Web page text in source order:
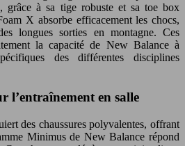
grâce à sa tige robuste et sa toe box
X absorbe efficacement les chocs,
longues sorties en montagne. Ces
la capacité de New Balance à
des différentes disciplines
l’entraînement en salle
des chaussures polyvalentes, offrant
Minimus de New Balance répond